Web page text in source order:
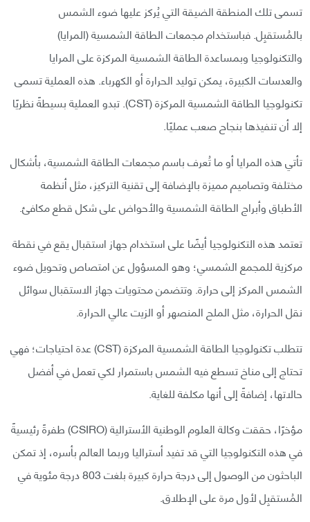
تسمى تلك المنطقة الضيقة التي يُركز عليها ضوء الشمس
بالمُستقبِل. فباستخدام مجمعات الطاقة الشمسية (المرايا)
والتكنولوجيا وبمساعدة الطاقة الشمسية المركزة على المرايا
والعدسات الكبيرة، يمكن توليد الحرارة أو الكهرباء. هذه العملية تسمى
تكنولوجيا الطاقة الشمسية المركزة (CST). تبدو العملية بسيطةً نظريًا
إلا أن تنفيذها بنجاح صعب عمليًا.
تأتي هذه المرايا أو ما تُعرف باسم مجمعات الطاقة الشمسية، بأشكال
مختلفة وتصاميم مميزة بالإضافة إلى تقنية التركيز، مثل أنظمة
الأطباق وأبراج الطاقة الشمسية والأحواض على شكل قطع مكافئ.
تعتمد هذه التكنولوجيا أيضًا على استخدام جهاز استقبال يقع في نقطة
مركزية للمجمع الشمسي؛ وهو المسؤول عن امتصاص وتحويل ضوء
الشمس المركز إلى حرارة. وتتضمن محتويات جهاز الاستقبال سوائل
نقل الحرارة، مثل الملح المنصهر أو الزيت عالي الحرارة.
تتطلب تكنولوجيا الطاقة الشمسية المركزة (CST) عدة احتياجات؛ فهي
تحتاج إلى مناخ تسطع فيه الشمس باستمرار لكي تعمل في أفضل
حالاتها، إضافةً إلى أنها مكلفة للغاية.
مؤخرًا، حققت وكالة العلوم الوطنية الأسترالية (CSIRO) طفرةً رئيسيةً
في هذه التكنولوجيا التي قد تفيد أستراليا وربما العالم بأسره، إذ تمكن
الباحثون من الوصول إلى درجة حرارة كبيرة بلغت 803 درجة مئوية في
المُستقبِل لأول مرة على الإطلاق.